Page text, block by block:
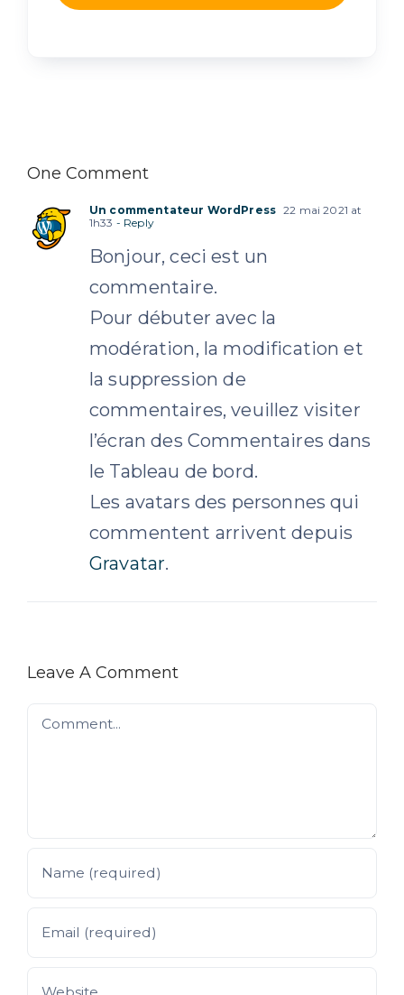
One Comment
Un commentateur WordPress 22 mai 2021 at
1h33 - Reply
Bonjour, ceci est un
commentaire.
Pour débuter avec la
modération, la modification et
la suppression de
commentaires, veuillez visiter
l’écran des Commentaires dans
le Tableau de bord.
Les avatars des personnes qui
commentent arrivent depuis
Gravatar.
Leave A Comment
Comment